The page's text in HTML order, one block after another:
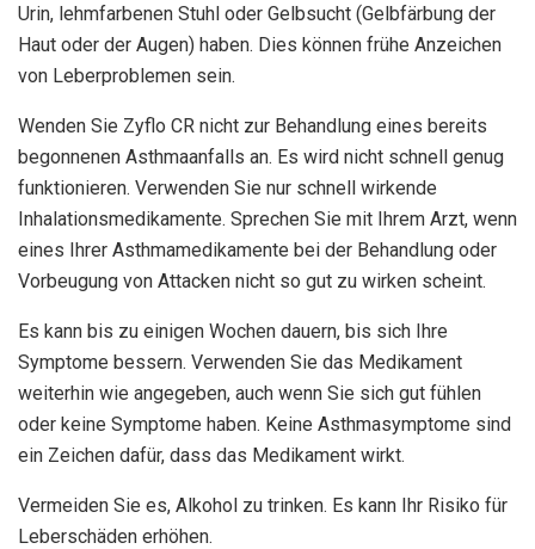
Urin, lehmfarbenen Stuhl oder Gelbsucht (Gelbfärbung der
Haut oder der Augen) haben. Dies können frühe Anzeichen
von Leberproblemen sein.
Wenden Sie Zyflo CR nicht zur Behandlung eines bereits
begonnenen Asthmaanfalls an. Es wird nicht schnell genug
funktionieren. Verwenden Sie nur schnell wirkende
Inhalationsmedikamente. Sprechen Sie mit Ihrem Arzt, wenn
eines Ihrer Asthmamedikamente bei der Behandlung oder
Vorbeugung von Attacken nicht so gut zu wirken scheint.
Es kann bis zu einigen Wochen dauern, bis sich Ihre
Symptome bessern. Verwenden Sie das Medikament
weiterhin wie angegeben, auch wenn Sie sich gut fühlen
oder keine Symptome haben. Keine Asthmasymptome sind
ein Zeichen dafür, dass das Medikament wirkt.
Vermeiden Sie es, Alkohol zu trinken. Es kann Ihr Risiko für
Leberschäden erhöhen.